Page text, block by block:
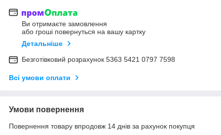
Ви отримаєте замовлення
або гроші повернуться на вашу картку
Детальніше
Безготівковий розрахунок 5363 5421 0797 7598
Всі умови оплати
Умови повернення
Повернення товару впродовж 14 днів за рахунок покупця